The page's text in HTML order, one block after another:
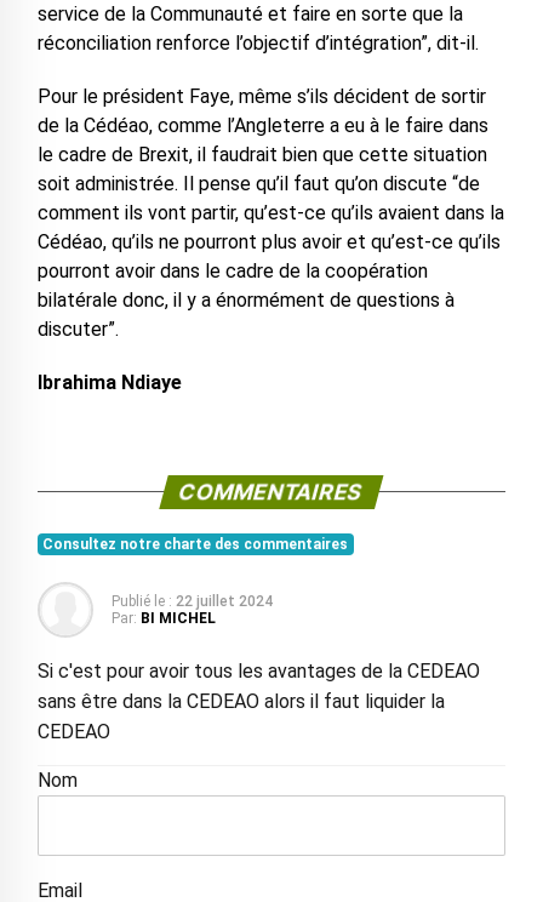
service de la Communauté et faire en sorte que la
réconciliation renforce l’objectif d’intégration”, dit-il.
Pour le président Faye, même s’ils décident de sortir
de la Cédéao, comme l’Angleterre a eu à le faire dans
le cadre de Brexit, il faudrait bien que cette situation
soit administrée. Il pense qu’il faut qu’on discute “de
comment ils vont partir, qu’est-ce qu’ils avaient dans la
Cédéao, qu’ils ne pourront plus avoir et qu’est-ce qu’ils
pourront avoir dans le cadre de la coopération
bilatérale donc, il y a énormément de questions à
discuter”.
Ibrahima Ndiaye
COMMENTAIRES
Consultez notre charte des commentaires
Publié le : 22 juillet 2024
Par: BI MICHEL
Si c'est pour avoir tous les avantages de la CEDEAO
sans être dans la CEDEAO alors il faut liquider la
CEDEAO
Nom
Email